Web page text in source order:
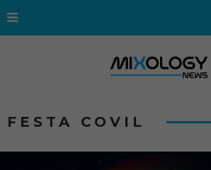
FESTA COVIL